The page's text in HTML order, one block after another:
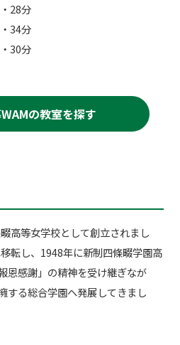
28分
34分
30分
の教室を探す
高等女学校として創立されまし
転し、1948年に新制四條畷学園高
恩感謝」の精神を受け継ぎなが
する総合学園へ発展してきまし